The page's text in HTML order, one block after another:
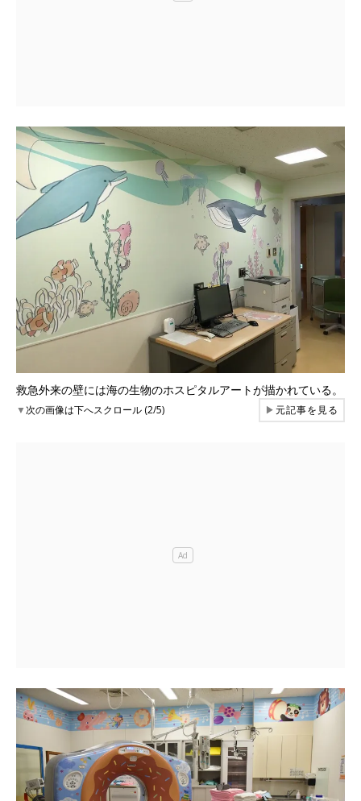
救急外来の壁には海の生物のホスピタルアートが描かれている。
▼次の画像は下へスクロール (2/5) ▶元記事を見る